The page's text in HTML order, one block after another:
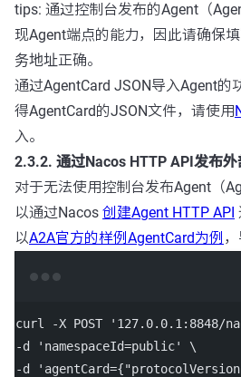
tips: 通过控制台发布的Agent（
现Agent端点的能力，因此请确保
务地址正确。
通过AgentCard JSON导入Agent的
得AgentCard的JSON文件，请使用
入。
2.3.2. 通过Nacos HTTP API发布
对于无法使用控制台发布Agent（
以通过Nacos 创建Agent HTTP API
以A2A官方的样例AgentCard为例
curl -X POST '127.0.0.1:8848/
-d
'namespaceId=public'
\
-d